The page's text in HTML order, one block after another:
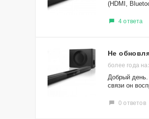
(HDMI,
4 ответа
Не
более года
Добрый день.
связи он
0 ответов